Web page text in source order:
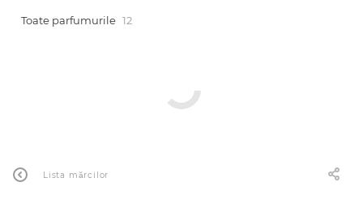
Toate parfumurile 12
Lista mărcilor